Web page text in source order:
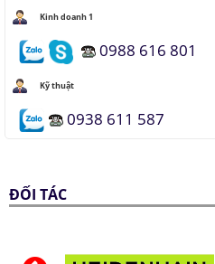
Kinh doanh 1
0988 616 801
Kỹ thuật
0938 611 587
ĐỐI TÁC